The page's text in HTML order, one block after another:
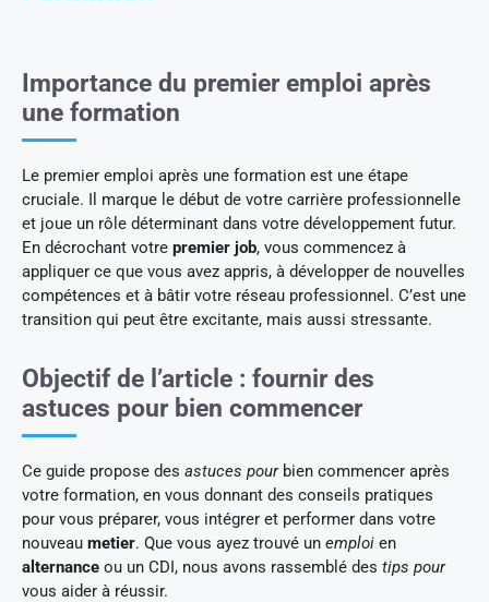
Importance du premier emploi après
une formation
Le premier emploi après une formation est une étape
cruciale. Il marque le début de votre carrière professionnelle
et joue un rôle déterminant dans votre développement futur.
En décrochant votre premier job, vous commencez à
appliquer ce que vous avez appris, à développer de nouvelles
compétences et à bâtir votre réseau professionnel. C’est une
transition qui peut être excitante, mais aussi stressante.
Objectif de l’article : fournir des
astuces pour bien commencer
Ce guide propose des astuces pourbien commencer après
votre formation, en vous donnant des conseils pratiques
pour vous préparer, vous intégrer et performer dans votre
nouveau metier. Que vous ayez trouvé un emploi en
alternance ou un CDI, nous avons rassemblé des tips pour
vous aider à réussir.